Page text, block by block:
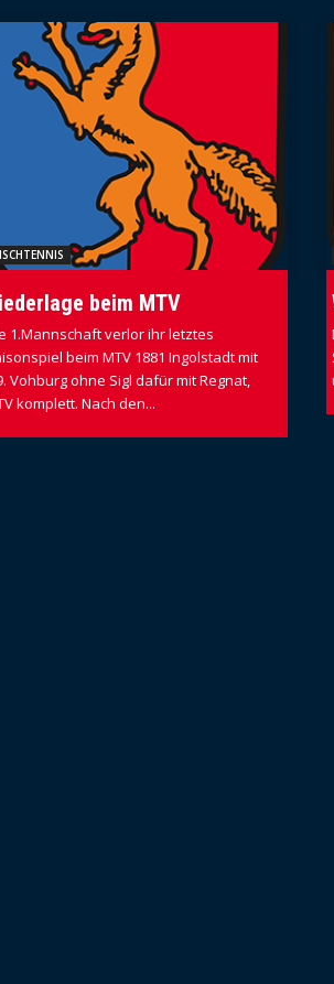
beim MTV
1.Mannschaft verlor ihr letztes
beim MTV 1881 Ingolstadt mit
Vohburg ohne Sigl dafür mit Regnat,
komplett. Nach den...